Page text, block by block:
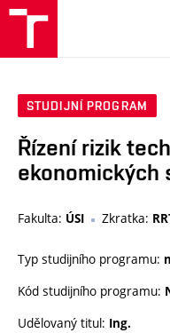
STUDIJNÍ PROGRAM
Řízení rizik
ekonomických
Fakulta: ÚSI Zkratka:
Typ studijního programu:
Kód studijního programu:
Udělovaný titul: Ing.